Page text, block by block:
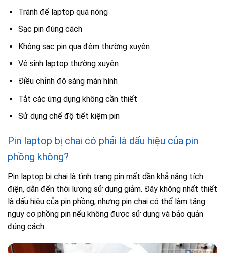
Tránh để laptop quá nóng
Sạc pin đúng cách
Không sạc pin qua đêm thường xuyên
Vệ sinh laptop thường xuyên
Điều chỉnh độ sáng màn hình
Tắt các ứng dụng không cần thiết
Sử dụng chế độ tiết kiệm pin
Pin laptop bị chai có phải là dấu hiệu của pin
phồng không?
Pin laptop bị chai là tình trạng pin mất dần khả năng tích
điện, dẫn đến thời lượng sử dụng giảm. Đây không nhất thiết
là dấu hiệu của pin phồng, nhưng pin chai có thể làm tăng
nguy cơ phồng pin nếu không được sử dụng và bảo quản
đúng cách.